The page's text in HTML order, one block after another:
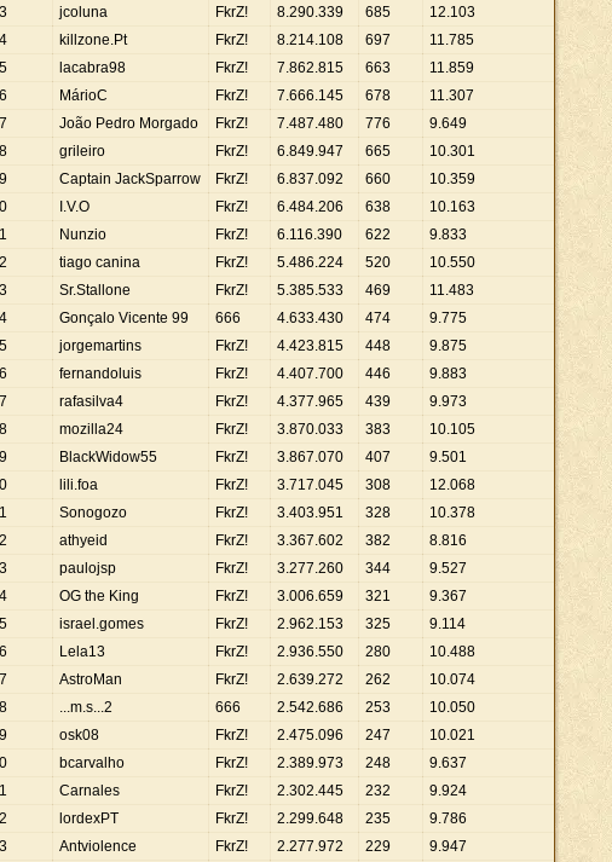
jcoluna FkrZ! 8.290.339 685 12.103
killzone.Pt FkrZ! 8.214.108 697 11.785
lacabra98 FkrZ! 7.862.815 663 11.859
MárioC FkrZ! 7.666.145 678 11.307
João Pedro Morgado FkrZ! 7.487.480 776 9.649
grileiro FkrZ! 6.849.947 665 10.301
Captain JackSparrow FkrZ! 6.837.092 660 10.359
I.V.O FkrZ! 6.484.206 638 10.163
Nunzio FkrZ! 6.116.390 622 9.833
tiago canina FkrZ! 5.486.224 520 10.550
Sr.Stallone FkrZ! 5.385.533 469 11.483
Gonçalo Vicente 99 666 4.633.430 474 9.775
jorgemartins FkrZ! 4.423.815 448 9.875
fernandoluis FkrZ! 4.407.700 446 9.883
rafasilva4 FkrZ! 4.377.965 439 9.973
mozilla24 FkrZ! 3.870.033 383 10.105
BlackWidow55 FkrZ! 3.867.070 407 9.501
lili.foa FkrZ! 3.717.045 308 12.068
Sonogozo FkrZ! 3.403.951 328 10.378
athyeid FkrZ! 3.367.602 382 8.816
paulojsp FkrZ! 3.277.260 344 9.527
OG the King FkrZ! 3.006.659 321 9.367
israel.gomes FkrZ! 2.962.153 325 9.114
Lela13 FkrZ! 2.936.550 280 10.488
AstroMan FkrZ! 2.639.272 262 10.074
...m.s...2 666 2.542.686 253 10.050
osk08 FkrZ! 2.475.096 247 10.021
bcarvalho FkrZ! 2.389.973 248 9.637
Carnales FkrZ! 2.302.445 232 9.924
lordexPT FkrZ! 2.299.648 235 9.786
Antviolence FkrZ! 2.277.972 229 9.947